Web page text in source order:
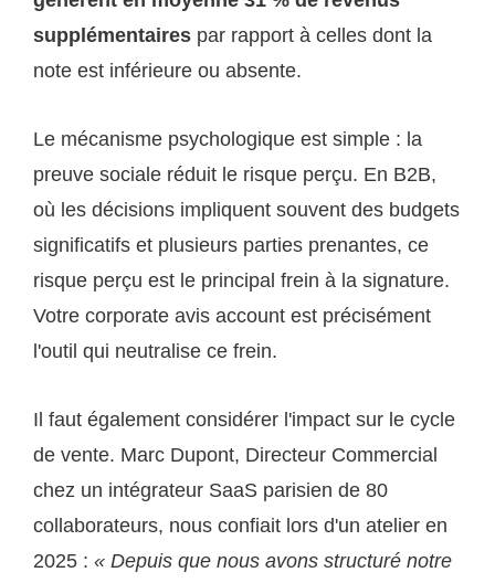
supplémentaires par rapport à celles dont la
note est inférieure ou absente.
Le mécanisme psychologique est simple : la
preuve sociale réduit le risque perçu. En B2B,
où les décisions impliquent souvent des budgets
significatifs et plusieurs parties prenantes, ce
risque perçu est le principal frein à la signature.
Votre corporate avis account est précisément
l'outil qui neutralise ce frein.
Il faut également considérer l'impact sur le cycle
de vente. Marc Dupont, Directeur Commercial
chez un intégrateur SaaS parisien de 80
collaborateurs, nous confiait lors d'un atelier en
2025 : « Depuis que nous avons structuré notre